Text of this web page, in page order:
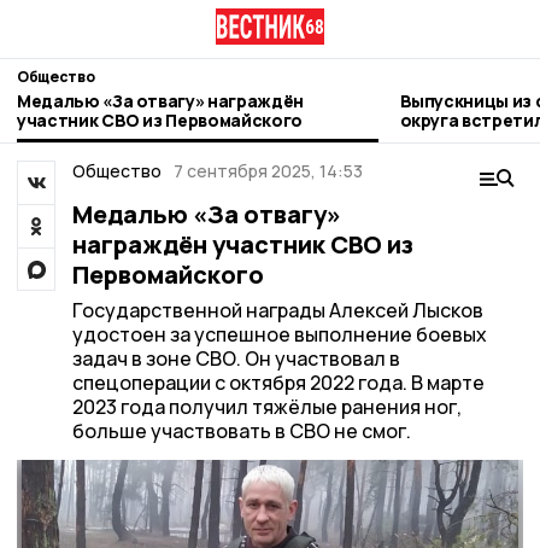
Общество
Медалью «За отвагу» награждён
участник СВО из Первомайского
Выпускницы из
округа
Общество 7 сентября 2025, 14:53
Медалью «За отвагу»
награждён участник СВО из
Первомайского
Государственной награды Алексей Лысков
удостоен за успешное выполнение боевых
задач в зоне СВО. Он участвовал в
спецоперации с октября 2022 года. В марте
2023 года получил тяжёлые ранения ног,
больше участвовать в СВО не смог.